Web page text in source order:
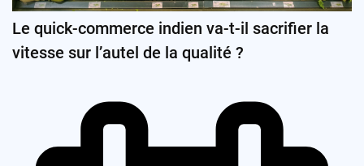
Le quick-commerce indien va-t-il sacrifier la
vitesse sur l’autel de la qualité ?